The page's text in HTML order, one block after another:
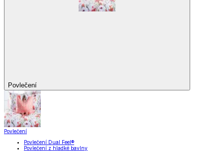
Povlečení
Povlečení
Povlečení Dual Feel®
Povlečení z hladké bavlny